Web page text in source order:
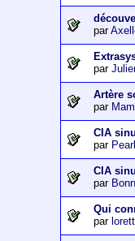
par
par
Artère
par
CIA
par
CIA
par
Qui
par